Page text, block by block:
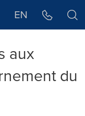
EN
aux
du